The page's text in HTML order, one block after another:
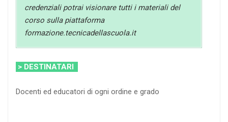
credenziali potrai visionare tutti i materiali del
corso sulla piattaforma
formazione.tecnicadellascuola.it
> DESTINATARI
Docenti ed educatori di ogni ordine e grado